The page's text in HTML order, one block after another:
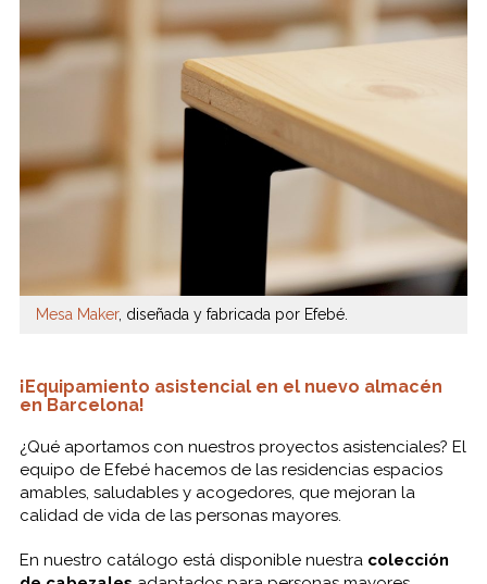
Mesa Maker, diseñada y fabricada por Efebé.
¡Equipamiento asistencial en el nuevo almacén
en Barcelona!
¿Qué aportamos con nuestros proyectos asistenciales? El
equipo de Efebé hacemos de las residencias espacios
amables, saludables y acogedores, que mejoran la
calidad de vida de las personas mayores.
En nuestro catálogo está disponible nuestra colección